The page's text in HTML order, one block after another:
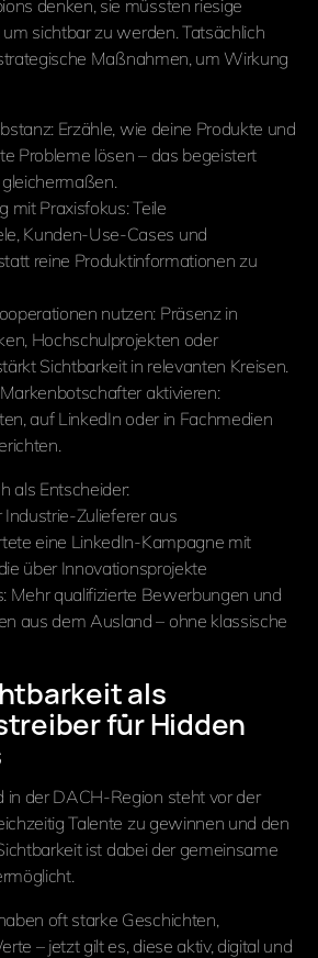
denken, sie müssten riesige
sichtbar zu werden. Tatsächlich
Maßnahmen, um Wirkung
Erzähle, wie deine Produkte und
Probleme lösen – das begeistert
mit Praxisfokus: Teile
Kunden-Use-Cases und
reine Produktinformationen zu
nutzen: Präsenz in
Hochschulprojekten oder
Sichtbarkeit in relevanten Kreisen.
aktivieren:
auf LinkedIn oder in Fachmedien
als Entscheider:
Zulieferer aus
eine LinkedIn-Kampagne mit
über Innovationsprojekte
Mehr qualifizierte Bewerbungen und
aus dem Ausland – ohne klassische
als
für Hidden
der DACH-Region steht vor der
Talente zu gewinnen und den
ist dabei der gemeinsame
oft starke Geschichten,
– jetzt gilt es, diese aktiv, digital und